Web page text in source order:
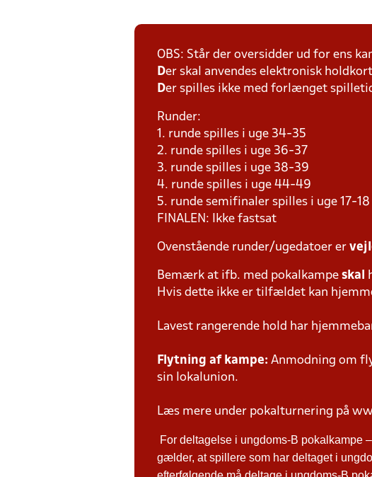
OBS: Står der oversidder ud for ens
Der skal anvendes elektronisk holdkort
Der spilles ikke med forlænget
Runder:
1. runde spilles i uge 34-35
2. runde spilles i uge 36-37
3. runde spilles i uge 38-39
4. runde spilles i uge 44-49
5. runde semifinaler spilles i uge 17-
FINALEN: Ikke fastsat
Ovenstående runder/ugedatoer er
Bemærk at ifb. med pokalkampe skal
Hvis dette ikke er tilfældet kan
Lavest rangerende hold har
Flytning af kampe: Anmodning om
sin lokalunion.
Læs mere under pokalturnering på
For deltagelse i ungdoms-B pokalkampe
gælder, at spillere som har deltaget i